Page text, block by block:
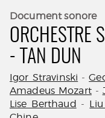
Document sonore
ORCHESTRE
- TAN DUN
Igor Stravinski -
Amadeus Mozart-
Lise Berthaud -